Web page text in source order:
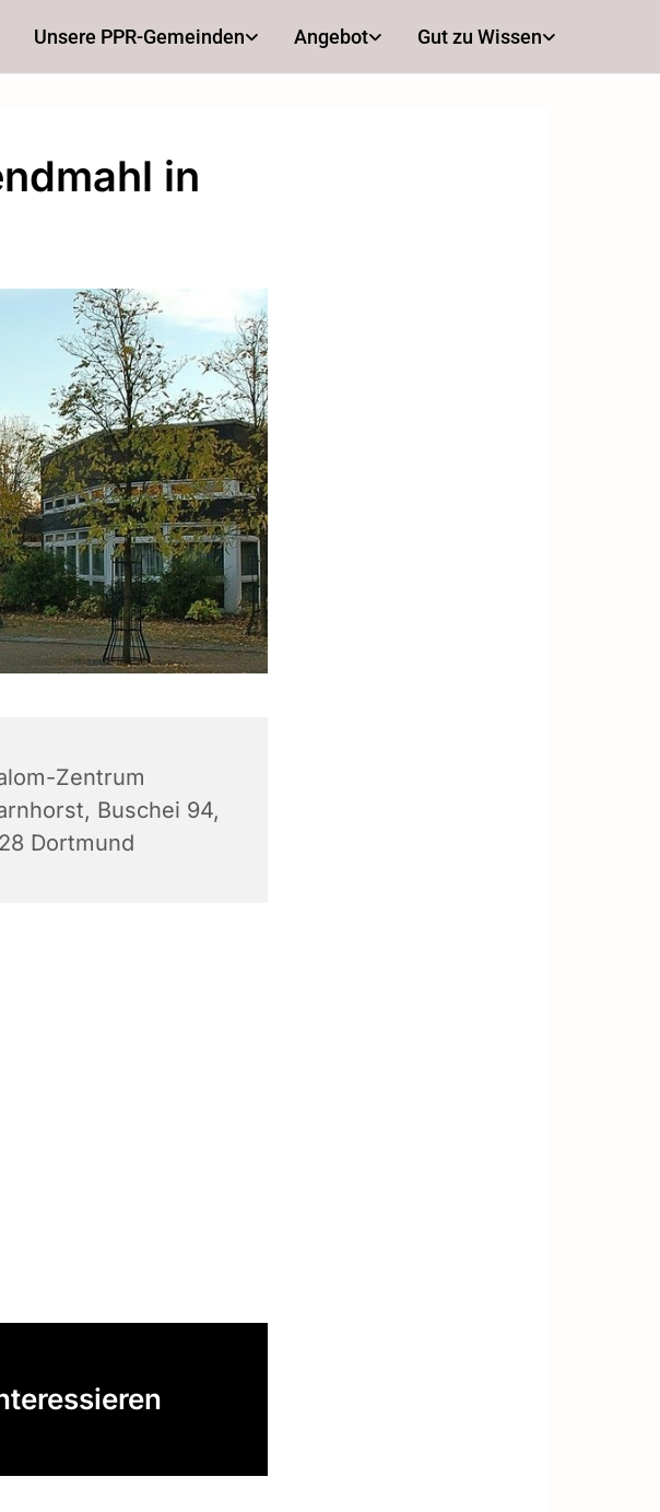
Unsere PPR-Gemeinden Angebot Gut zu Wissen
in
Zentrum
Buschei 94,
Dortmund